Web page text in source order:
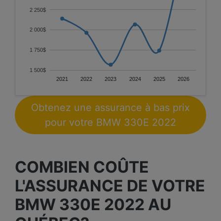
2021 2022 2023 2024 2025 2026
1 500$
1 750$
2 000$
2 250$
Obtenez une assurance à bas prix
pour votre BMW 330E 2022
COMBIEN COÛTE
L'ASSURANCE DE VOTRE
BMW 330E 2022 AU